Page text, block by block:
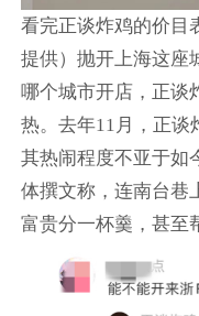
看完正谈炸鸡的价目
提供）抛开上海这座
哪个城市开店，正谈
热。去年11月，正谈
其热闹程度不亚于如
体撰文称，连南台巷
富贵分一杯羹，甚至